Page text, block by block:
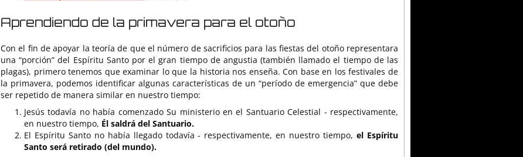
Aprendiendo de la primavera para el otoño
Con el fin de apoyar la teoría de que el número de sacrificios para las fiestas del otoño representara
una “porción” del Espíritu Santo por el gran tiempo de angustia (también llamado el tiempo de las
plagas), primero tenemos que examinar lo que la historia nos enseña. Con base en los festivales de
la primavera, podemos identificar algunas características de un “período de emergencia” que debe
ser repetido de manera similar en nuestro tiempo:
Jesús todavía no había comenzado Su ministerio en el Santuario Celestial - respectivamente,
en nuestro tiempo, Él saldrá del Santuario.
El Espíritu Santo no había llegado todavía - respectivamente, en nuestro tiempo,el Espíritu
Santo será retirado (del mundo).